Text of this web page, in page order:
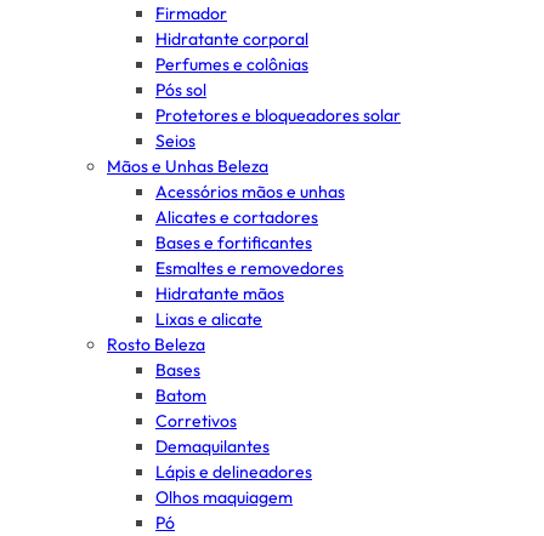
Firmador
Hidratante corporal
Perfumes e colônias
Pós sol
Protetores e bloqueadores solar
Seios
Mãos e Unhas Beleza
Acessórios mãos e unhas
Alicates e cortadores
Bases e fortificantes
Esmaltes e removedores
Hidratante mãos
Lixas e alicate
Rosto Beleza
Bases
Batom
Corretivos
Demaquilantes
Lápis e delineadores
Olhos maquiagem
Pó